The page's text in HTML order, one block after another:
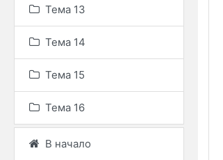
Тема 13
Тема 14
Тема 15
Тема 16
В начало